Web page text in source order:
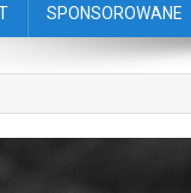
SPONSOROWANE